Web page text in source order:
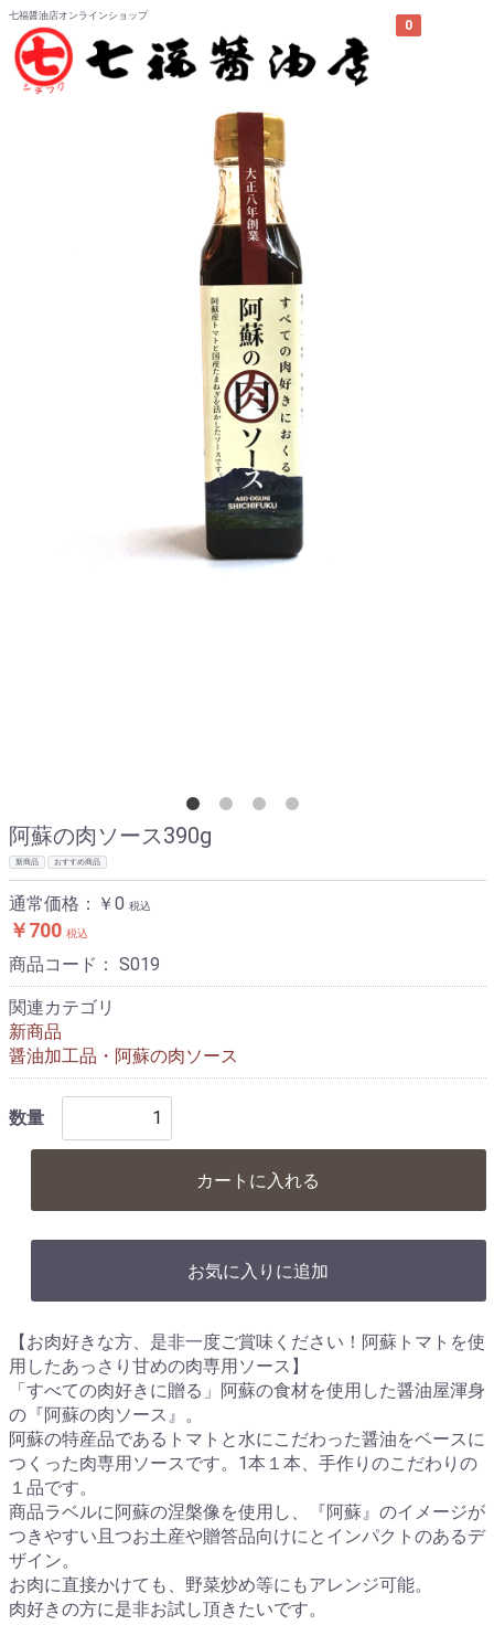
七福醤油店オンラインショップ
0
阿蘇の肉ソース390g
新商品 おすすめ商品
通常価格： ￥0 税込
￥700 税込
商品コード： S019
関連カテゴリ
新商品
醤油加工品・阿蘇の肉ソース
数量
カートに入れる
お気に入りに追加
【お肉好きな方、是非一度ご賞味ください！阿蘇トマトを使
用したあっさり甘めの肉専用ソース】
「すべての肉好きに贈る」阿蘇の食材を使用した醤油屋渾身
の『阿蘇の肉ソース』。
阿蘇の特産品であるトマトと水にこだわった醤油をベースに
つくった肉専用ソースです。1本１本、手作りのこだわりの
１品です。
商品ラベルに阿蘇の涅槃像を使用し、『阿蘇』のイメージが
つきやすい且つお土産や贈答品向けにとインパクトのあるデ
ザイン。
お肉に直接かけても、野菜炒め等にもアレンジ可能。
肉好きの方に是非お試し頂きたいです。